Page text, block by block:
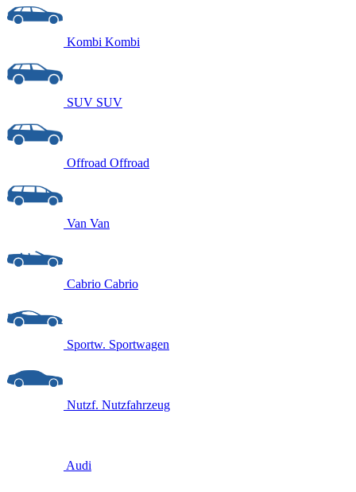
Kombi Kombi
SUV SUV
Offroad Offroad
Van Van
Cabrio Cabrio
Sportw. Sportwagen
Nutzf. Nutzfahrzeug
Audi